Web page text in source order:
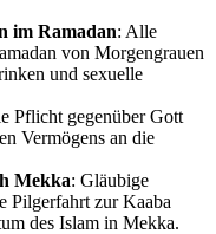
im Ramadan: Alle
von Morgengrauen
und sexuelle
Pflicht gegenüber Gott
Vermögens an die
Mekka: Gläubige
Pilgerfahrt zur Kaaba
des Islam in Mekka.